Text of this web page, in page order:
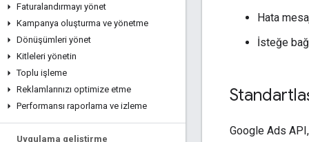
Faturalandırmayı yönet
Kampanya oluşturma ve yönetme
Dönüşümleri yönet
Kitleleri yönetin
Toplu işleme
Reklamlarınızı optimize etme
Performansı raporlama ve izleme
Uygulama geliştirme
Hata
İsteğe
Google Ads